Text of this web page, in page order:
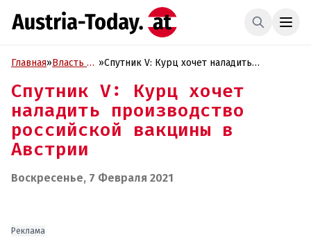
Главная»Власть и
»Спутник V: Курц хочет наладить
Австрии
Спутник V: Курц хочет
наладить производство
российской вакцины в
Австрии
Воскресенье, 7 Февраля 2021
Реклама